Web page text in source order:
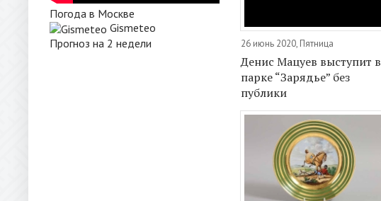
Погода в Москве
Gismeteo
Прогноз на 2 недели
26 июнь 2020, Пятница
Денис Мацуев выступит в
парке “Зарядье” без
публики